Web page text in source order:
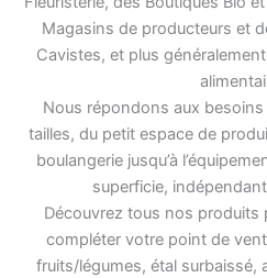
Magasins de producteurs et
Cavistes, et plus
Nous répondons aux
tailles, du petit espace de
boulangerie jusqu’à
superficie,
Découvrez tous nos produits
compléter votre point de
fruits/légumes, étal surbaissé,